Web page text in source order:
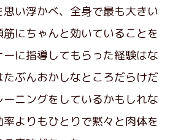
い浮かべ、全身で最も大きい
にちゃんと効いていることを
に指導してもらった経験はな
ぶんおかしなところだらけだ
ニングをしているかもしれな
よりもひとりで黙々と肉体を